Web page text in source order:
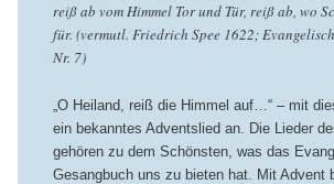
reiß ab vom Himmel Tor und Tür, reiß ab, wo
für. (vermutl. Friedrich Spee 1622;
Nr. 7)
„O Heiland, reiß die Himmel auf…“ – mit
ein bekanntes Adventslied an. Die Lieder
gehören zu dem Schönsten, was das
Gesangbuch uns zu bieten hat. Mit Advent